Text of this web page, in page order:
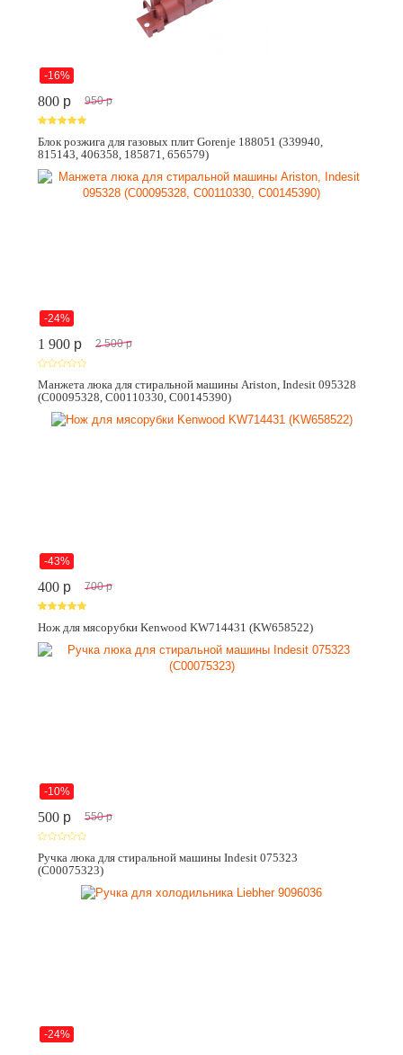
-16%
800 p 950 p
Блок розжига для газовых плит Gorenje 188051 (339940,
815143, 406358, 185871, 656579)
-24%
1 900 p 2 500 p
Манжета люка для стиральной машины Ariston, Indesit 095328
(C00095328, C00110330, C00145390)
-43%
400 p 700 p
Нож для мясорубки Kenwood KW714431 (KW658522)
-10%
500 p 550 p
Ручка люка для стиральной машины Indesit 075323
(C00075323)
-24%